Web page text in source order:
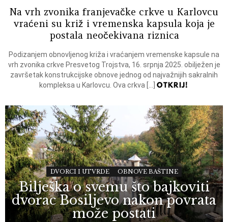
Na vrh zvonika franjevačke crkve u Karlovcu
vraćeni su križ i vremenska kapsula koja je
postala neočekivana riznica
Podizanjem obnovljenog križa i vraćanjem vremenske kapsule na
vrh zvonika crkve Presvetog Trojstva, 16. srpnja 2025. obilježen je
završetak konstrukcijske obnove jednog od najvažnijih sakralnih
kompleksa u Karlovcu. Ova crkva […]OTKRIJ!
DVORCI I UTVRDE OBNOVE BAŠTINE
Bilješka o svemu što bajkoviti
dvorac Bosiljevo nakon povrata
može postati